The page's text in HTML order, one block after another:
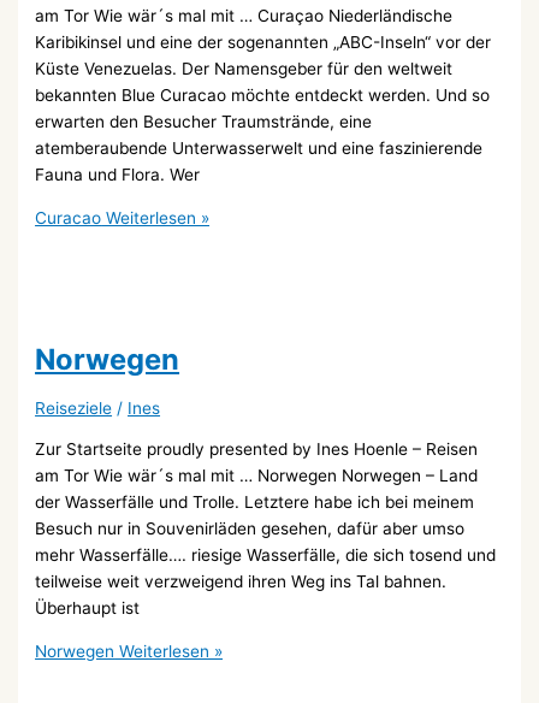
am Tor Wie wär´s mal mit … Curaçao Niederländische
Karibikinsel und eine der sogenannten „ABC-Inseln“ vor der
Küste Venezuelas. Der Namensgeber für den weltweit
bekannten Blue Curacao möchte entdeckt werden. Und so
erwarten den Besucher Traumstrände, eine
atemberaubende Unterwasserwelt und eine faszinierende
Fauna und Flora. Wer
Curacao Weiterlesen »
Norwegen
Reiseziele / Ines
Zur Startseite proudly presented by Ines Hoenle – Reisen
am Tor Wie wär´s mal mit … Norwegen Norwegen – Land
der Wasserfälle und Trolle. Letztere habe ich bei meinem
Besuch nur in Souvenirläden gesehen, dafür aber umso
mehr Wasserfälle…. riesige Wasserfälle, die sich tosend und
teilweise weit verzweigend ihren Weg ins Tal bahnen.
Überhaupt ist
Norwegen Weiterlesen »